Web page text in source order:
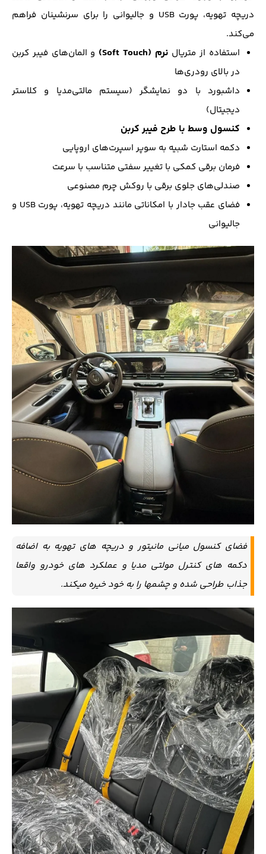
دریچه تهویه، پورت USB و جالیوانی را برای سرنشینان فراهم
می‌کند.
استفاده از متریال نرم (Soft Touch)
و المان‌های فیبر کربن
در بالای رودری‌ها
داشبورد با دو نمایشگر (سیستم مالتی‌مدیا و کلاستر
دیجیتال)
کنسول وسط با طرح فیبر کربن
دکمه استارت شبیه به سوپر اسپرت‌های اروپایی
فرمان برقی کمکی با تغییر سفتی متناسب با سرعت
صندلی‌های جلوی برقی با روکش چرم مصنوعی
فضای عقب جادار با امکاناتی مانند دریچه تهویه، پورت USB و
جالیوانی
فضای کنسول میانی مانیتور و دریچه های تهویه به اضافه
دکمه های کنترل مولتی مدیا و عملکرد های خودرو واقعا
جذاب طراحی شده و چشمها را به خود خیره میکند.